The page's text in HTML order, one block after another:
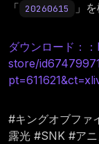
「 20260615 」
ダウンロード：
store/
#キングオブファ
露光 #SNK #ア